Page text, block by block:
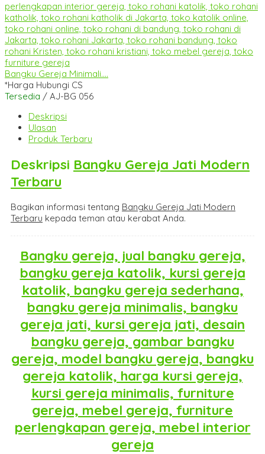
Bangku Gereja Minimali....
*Harga Hubungi CS
Tersedia / AJ-BG 056
Deskripsi
Ulasan
Produk Terbaru
Deskripsi Bangku Gereja Jati Modern
Terbaru
Bagikan informasi tentang Bangku Gereja Jati Modern
Terbaru kepada teman atau kerabat Anda.
Bangku gereja, jual bangku gereja,
bangku gereja katolik, kursi gereja
katolik, bangku gereja sederhana,
bangku gereja minimalis, bangku
gereja jati, kursi gereja jati, desain
bangku gereja, gambar bangku
gereja, model bangku gereja, bangku
gereja katolik, harga kursi gereja,
kursi gereja minimalis, furniture
gereja, mebel gereja, furniture
perlengkapan gereja, mebel interior
gereja